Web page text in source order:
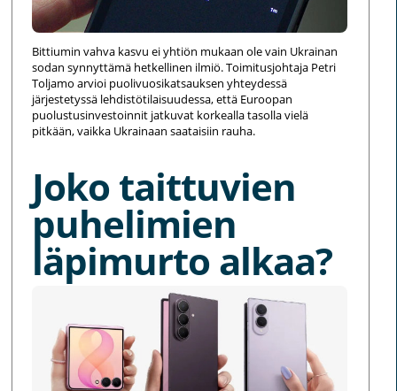
Bittiumin vahva kasvu ei yhtiön mukaan ole vain Ukrainan
sodan synnyttämä hetkellinen ilmiö. Toimitusjohtaja Petri
Toljamo arvioi puolivuosikatsauksen yhteydessä
järjestetyssä lehdistötilaisuudessa, että Euroopan
puolustusinvestoinnit jatkuvat korkealla tasolla vielä
pitkään, vaikka Ukrainaan saataisiin rauha.
Joko taittuvien
puhelimien
läpimurto alkaa?